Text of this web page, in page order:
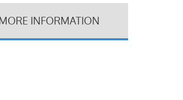
INFORMATION